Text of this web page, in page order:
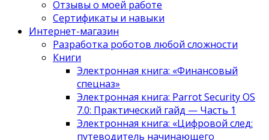
Отзывы о моей работе
Сертификаты и навыки
Интернет-магазин
Разработка роботов любой сложности
Книги
Электронная книга: «Финансовый
спецназ»
Электронная книга: Parrot Security OS
7.0: Практический гайд — Часть 1
Электронная книга: «Цифровой след:
путеводитель начинающего